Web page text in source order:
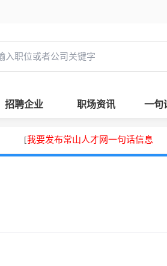
招聘企业 职场资讯 一句
[我要发布常山人才网一句话信息